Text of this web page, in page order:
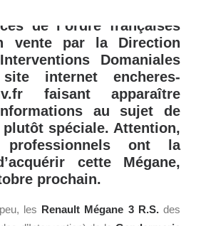
de l’ordre françaises
vente par la Direction
Domaniales
internet encheres-
faisant apparaître
au sujet de
spéciale. Attention,
ont la
cette Mégane,
prochain.
les Renault Mégane 3 R.S.des